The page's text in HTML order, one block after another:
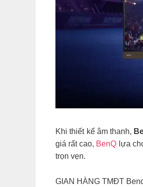
Khi thiết kế âm thanh,
giá rất cao, BenQ lựa
trọn vẹn.
GIAN HÀNG TMĐT